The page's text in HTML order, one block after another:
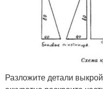
Разложите детали